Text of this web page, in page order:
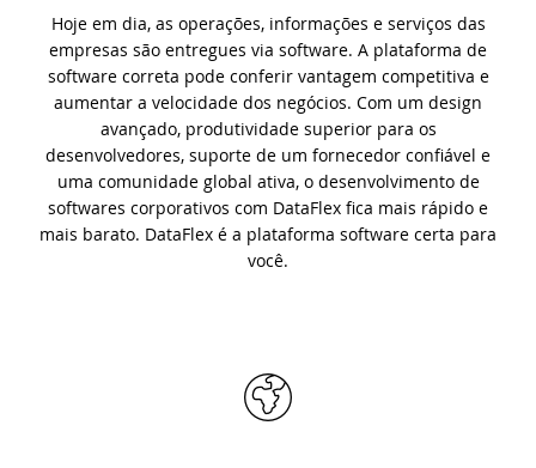
Hoje em dia, as operações, informações e serviços das
empresas são entregues via software. A plataforma de
software correta pode conferir vantagem competitiva e
aumentar a velocidade dos negócios. Com um design
avançado, produtividade superior para os
desenvolvedores, suporte de um fornecedor confiável e
uma comunidade global ativa, o desenvolvimento de
softwares corporativos com DataFlex fica mais rápido e
mais barato. DataFlex é a plataforma software certa para
você.
DataFlex!
DataFlex Reports 2024 Beta 1 lançado para
download e teste
DataFlex 2024 Beta 1 lançado - crie
desenhos vetoriais a partir do código
DataFlex!
Dominando o Git no DataFlex:
simplificando o gerenciamento de código
DataFlex Entwickler Tag 2017
DAPCON 2017
Synergy 2017
ScanDUC 2016
DAPCON 2016
DISD 2016